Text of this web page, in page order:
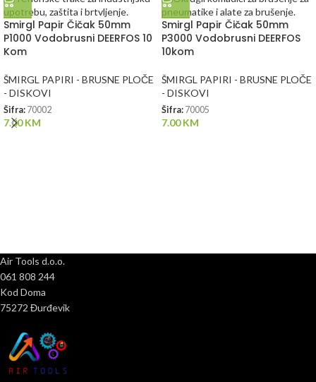
Smirgl Papir Čičak 50mm
P1000 Vodobrusni DEERFOS 10
Kom
ŠMIRGL PAPIRI - BRUSNE PLOČE
- DISKOVI
Šifra: 70002
7.00KM
Smirgl Papir Čičak 50mm
P3000 Vodobrusni DEERFOS
10kom
ŠMIRGL PAPIRI - BRUSNE PLOČE
- DISKOVI
Šifra: 70005
7.00KM
Air Tools d.o.o.
061 808 244
Kod Doma
75272 Đurđevik